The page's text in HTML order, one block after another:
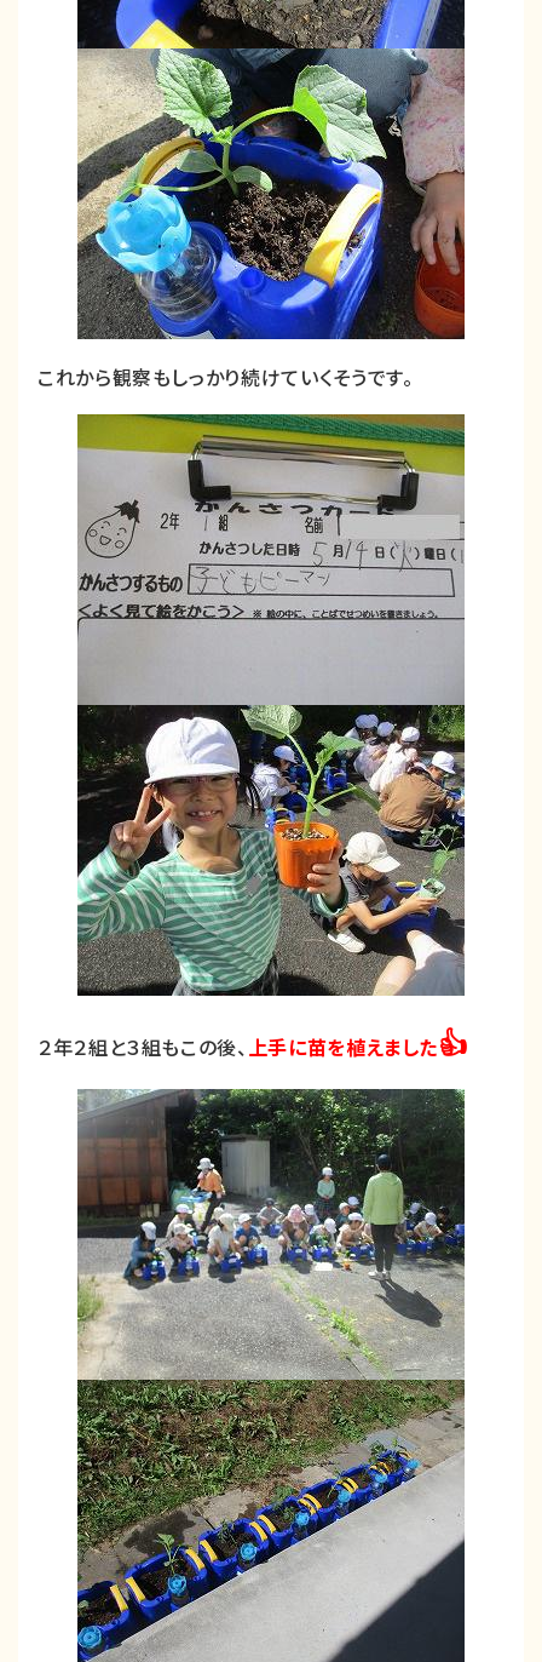
これから観察もしっかり続けていくそうです。
２年２組と３組もこの後、上手に苗を植えました👍